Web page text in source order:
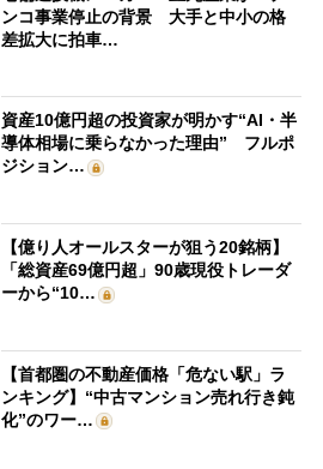
ンコ事業停止の背景 大手と中小の格
差拡大に拍車…
資産10億円超の投資家が明かす“AI・半
導体相場に乗らなかった理由” フルポ
ジション…
【億り人オールスターが狙う20銘柄】
「総資産69億円超」90歳現役トレーダ
ーから“10…
【首都圏の不動産価格「危ない駅」ラ
ンキング】“中古マンション売れ行き鈍
化”のワー…